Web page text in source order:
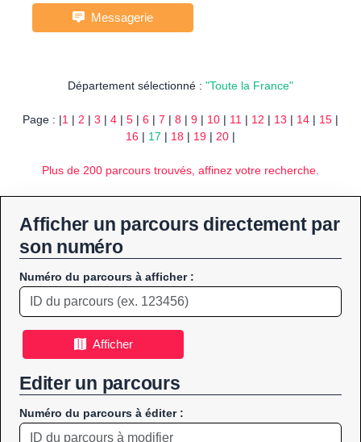
Messagerie
Département sélectionné : "Toute la France"
Page : |1 | 2 | 3 | 4 | 5 | 6 | 7 | 8 | 9 | 10 | 11 | 12 | 13 | 14 | 15 |
16 | 17 | 18 | 19 | 20 |
Plus de 200 parcours trouvés, affinez votre recherche.
Afficher un parcours directement par
son numéro
Numéro du parcours à afficher :
Afficher
Editer un parcours
Numéro du parcours à éditer :